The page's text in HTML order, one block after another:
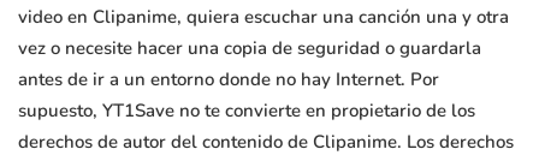
video en Clipanime, quiera escuchar una canción una y otra
vez o necesite hacer una copia de seguridad o guardarla
antes de ir a un entorno donde no hay Internet. Por
supuesto, YT1Save no te convierte en propietario de los
derechos de autor del contenido de Clipanime. Los derechos